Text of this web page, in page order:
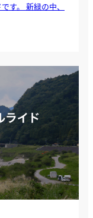
す。 新緑の中、